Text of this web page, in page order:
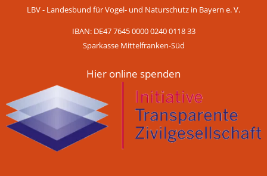
LBV - Landesbund für Vogel- und Naturschutz in Bayern e. V.
IBAN: DE47 7645 0000 0240 0118 33
Sparkasse Mittelfranken-Süd
Hier online spenden